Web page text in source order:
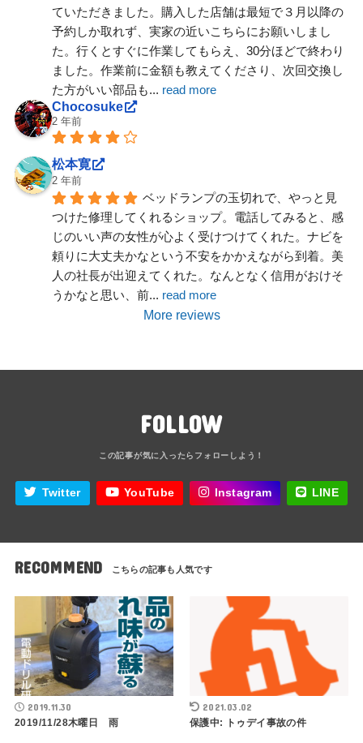
ていただきました。購入した店舗は最短で３月以降の
予約しか取れず、実家の近いこちらにお願いしまし
た。行くとすぐに作業してもらえ、30分ほどで終わり
ました。作業前に金額も教えてくださり、次回交換し
た方がいい部品も... read more
Chocosuke
2 年前
松本寛
2 年前
ベッドランプの玉切れで、やっと見
つけた修理してくれるショップ。電話してみると、感
じのいい声の女性が心よく受けつけてくれた。ナビを
頼りに大丈夫かなという不安をかかえながら到着。美
人の社長が出迎えてくれた。なんとなく信用がおけそ
うかなと思い、前... read more
More reviews
FOLLOW
Twitter YouTube Instagram LINE
RECOMMEND
2019.11.30
2019/11/28木曜日 雨
2021.03.02
保護中: トゥデイ事故の件